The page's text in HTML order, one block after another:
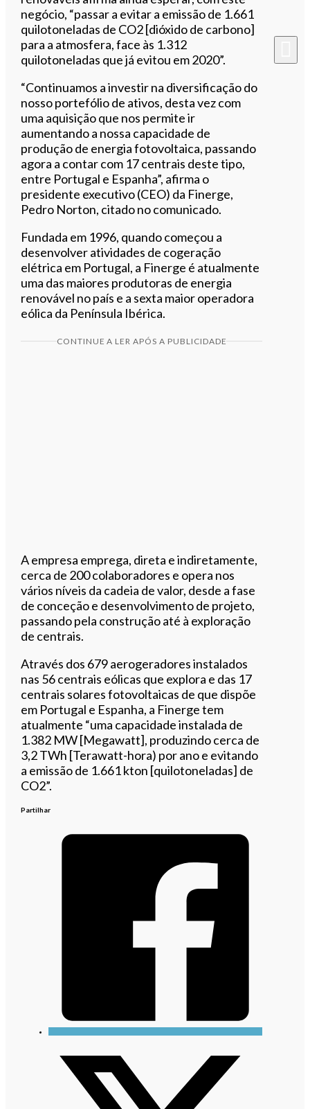
negócio, “passar a evitar a emissão de 1.661
quilotoneladas de CO2 [dióxido de carbono]
para a atmosfera, face às 1.312
quilotoneladas que já evitou em 2020”.
“Continuamos a investir na diversificação do
nosso portefólio de ativos, desta vez com
uma aquisição que nos permite ir
aumentando a nossa capacidade de
produção de energia fotovoltaica, passando
agora a contar com 17 centrais deste tipo,
entre Portugal e Espanha”, afirma o
presidente executivo (CEO) da Finerge,
Pedro Norton, citado no comunicado.
Fundada em 1996, quando começou a
desenvolver atividades de cogeração
elétrica em Portugal, a Finerge é atualmente
uma das maiores produtoras de energia
renovável no país e a sexta maior operadora
eólica da Península Ibérica.
CONTINUE A LER APÓS A PUBLICIDADE
A empresa emprega, direta e indiretamente,
cerca de 200 colaboradores e opera nos
vários níveis da cadeia de valor, desde a fase
de conceção e desenvolvimento de projeto,
passando pela construção até à exploração
de centrais.
Através dos 679 aerogeradores instalados
nas 56 centrais eólicas que explora e das 17
centrais solares fotovoltaicas de que dispõe
em Portugal e Espanha, a Finerge tem
atualmente “uma capacidade instalada de
1.382 MW [Megawatt], produzindo cerca de
3,2 TWh [Terawatt-hora) por ano e evitando
a emissão de 1.661 kton [quilotoneladas] de
CO2”.
Partilhar